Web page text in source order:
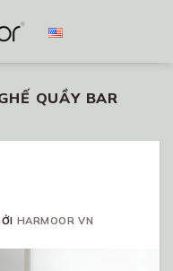
QUẦY BAR
HARMOOR VN